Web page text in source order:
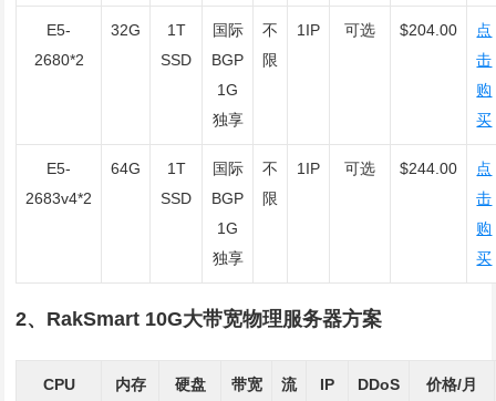
E5-
2680*2
32G
1T
SSD
国际
BGP
1G
独享
不
限
1IP 可选 $204.00
点
击
购
买
E5-
2683v4*2
64G
1T
SSD
国际
BGP
1G
独享
不
限
1IP 可选 $244.00
点
击
购
买
2、RakSmart 10G大带宽物理服务器方案
CPU 内存 硬盘 带宽
流
IP
DDoS
价格/月